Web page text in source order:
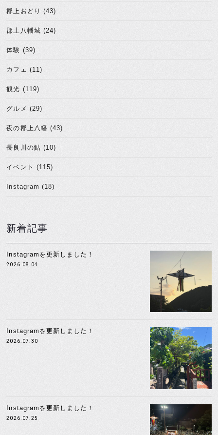
郡上おどり (43)
郡上八幡城 (24)
体験 (39)
カフェ (11)
観光 (119)
グルメ (29)
夜の郡上八幡 (43)
長良川の鮎 (10)
イベント (115)
Instagram (18)
新着記事
Instagramを更新しました！
2026.08.04
Instagramを更新しました！
2026.07.30
Instagramを更新しました！
2026.07.25